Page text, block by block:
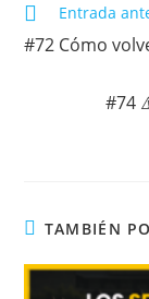
Entrada
#72 Cómo
#74
TAMBIÉN